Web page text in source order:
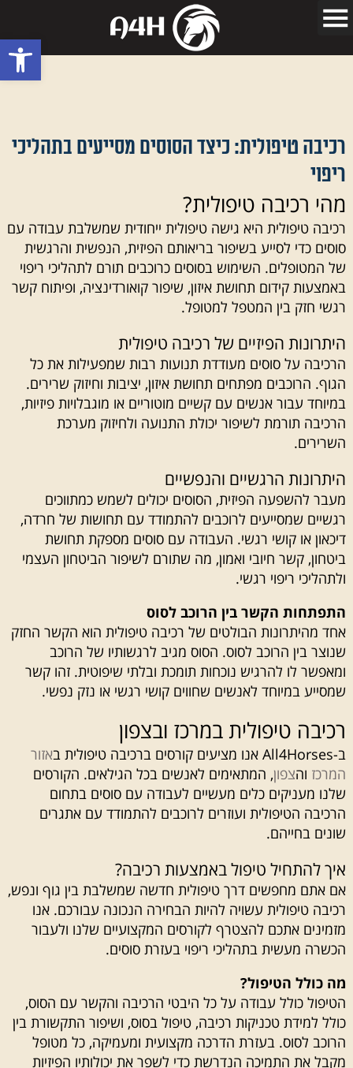
פתח
רכיבה טיפולית: כיצד הסוסים מסייעים בתהליכי
ריפוי
מהי רכיבה טיפולית?
רכיבה טיפולית היא גישה טיפולית ייחודית שמשלבת עבודה עם
סוסים כדי לסייע בשיפור בריאותם הפיזית, הנפשית והרגשית
של המטופלים. השימוש בסוסים כרוכבים תורם לתהליכי ריפוי
באמצעות קידום תחושת איזון, שיפור קואורדינציה, ופיתוח קשר
רגשי חזק בין המטפל למטופל.
היתרונות הפיזיים של רכיבה טיפולית
הרכיבה על סוסים מעודדת תנועות רבות שמפעילות את כל
הגוף. הרוכבים מפתחים תחושת איזון, יציבות וחיזוק שרירים.
במיוחד עבור אנשים עם קשיים מוטוריים או מוגבלויות פיזיות,
הרכיבה תורמת לשיפור יכולת התנועה ולחיזוק מערכת
השרירים.
היתרונות הרגשיים והנפשיים
מעבר להשפעה הפיזית, הסוסים יכולים לשמש כמתווכים
רגשיים שמסייעים לרוכבים להתמודד עם תחושות של חרדה,
דיכאון או קושי רגשי. העבודה עם סוסים מספקת תחושת
ביטחון, קשר חיובי ואמון, מה שתורם לשיפור הביטחון העצמי
ולתהליכי ריפוי רגשי.
התפתחות הקשר בין הרוכב לסוס
אחד מהיתרונות הבולטים של רכיבה טיפולית הוא הקשר החזק
שנוצר בין הרוכב לסוס. הסוס מגיב לרגשותיו של הרוכב
ומאפשר לו להרגיש נוכחות תומכת ובלתי שיפוטית. זהו קשר
שמסייע במיוחד לאנשים שחווים קושי רגשי או נזק נפשי.
רכיבה טיפולית במרכז ובצפון
ב-All4Horses אנו מציעים קורסים ברכיבה טיפולית ב
אזור
המרכז והצפון, המתאימים לאנשים בכל הגילאים. הקורסים
שלנו מעניקים כלים מעשיים לעבודה עם סוסים בתחום
הרכיבה הטיפולית ועוזרים לרוכבים להתמודד עם אתגרים
שונים בחייהם.
איך להתחיל טיפול באמצעות רכיבה?
אם אתם מחפשים דרך טיפולית חדשה שמשלבת בין גוף ונפש,
רכיבה טיפולית עשויה להיות הבחירה הנכונה עבורכם. אנו
מזמינים אתכם להצטרף לקורסים המקצועיים שלנו ולעבור
הכשרה מעשית בתהליכי ריפוי בעזרת סוסים.
מה כולל הטיפול?
הטיפול כולל עבודה על כל היבטי הרכיבה והקשר עם הסוס,
כולל למידת טכניקות רכיבה, טיפול בסוס, ושיפור התקשורת בין
הרוכב לסוס. בעזרת הדרכה מקצועית ומעמיקה, כל מטופל
מקבל את התמיכה הנדרשת כדי לשפר את יכולותיו הפיזיות